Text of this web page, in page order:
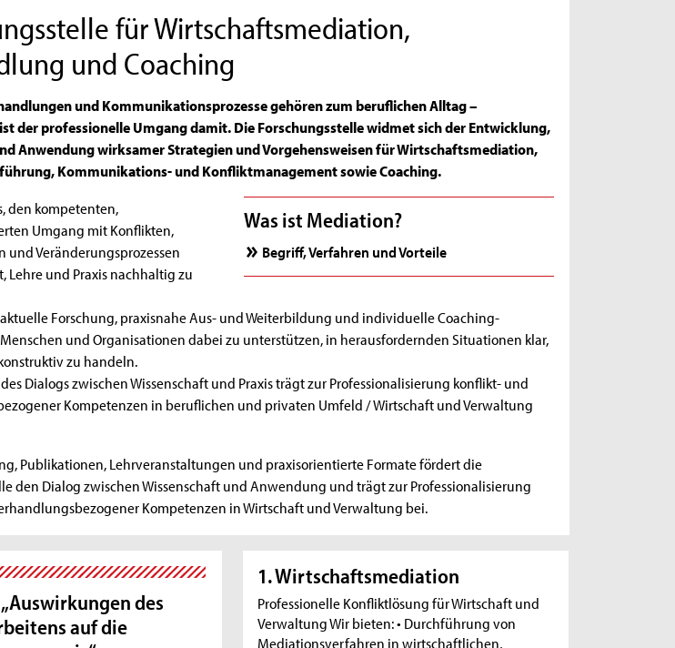
für Wirtschaftsmediation,
und Coaching
und Kommunikationsprozesse gehören zum beruflichen Alltag –
der professionelle Umgang damit. Die Forschungsstelle widmet sich der Entwicklung,
Anwendung wirksamer Strategien und Vorgehensweisen für Wirtschaftsmediation,
Kommunikations- und Konfliktmanagement sowie Coaching.
Was ist Mediation?
Begriff, Verfahren und Vorteile
den kompetenten,
Umgang mit Konflikten,
und Veränderungsprozessen
Lehre und Praxis nachhaltig zu
Forschung, praxisnahe Aus- und Weiterbildung und individuelle Coaching-
und Organisationen dabei zu unterstützen, in herausfordernden Situationen klar,
zu handeln.
Dialogs zwischen Wissenschaft und Praxis trägt zur Professionalisierung konflikt- und
Kompetenzen in beruflichen und privaten Umfeld / Wirtschaft und Verwaltung
Publikationen, Lehrveranstaltungen und praxisorientierte Formate fördert die
den Dialog zwischen Wissenschaft und Anwendung und trägt zur Professionalisierung
Kompetenzen in Wirtschaft und Verwaltung bei.
des
auf die
1. Wirtschaftsmediation
Professionelle Konfliktlösung für Wirtschaft und
Verwaltung Wir bieten: • Durchführung von
Mediationsverfahren in wirtschaftlichen,